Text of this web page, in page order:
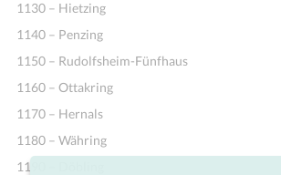
1130 – Hietzing
1140 – Penzing
1150 – Rudolfsheim-Fünfhaus
1160 – Ottakring
1170 – Hernals
1180 – Währing
1190 – Döbling